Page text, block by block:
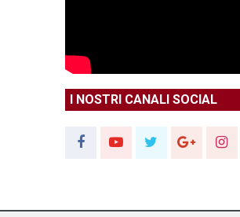
I NOSTRI CANALI SOCIAL